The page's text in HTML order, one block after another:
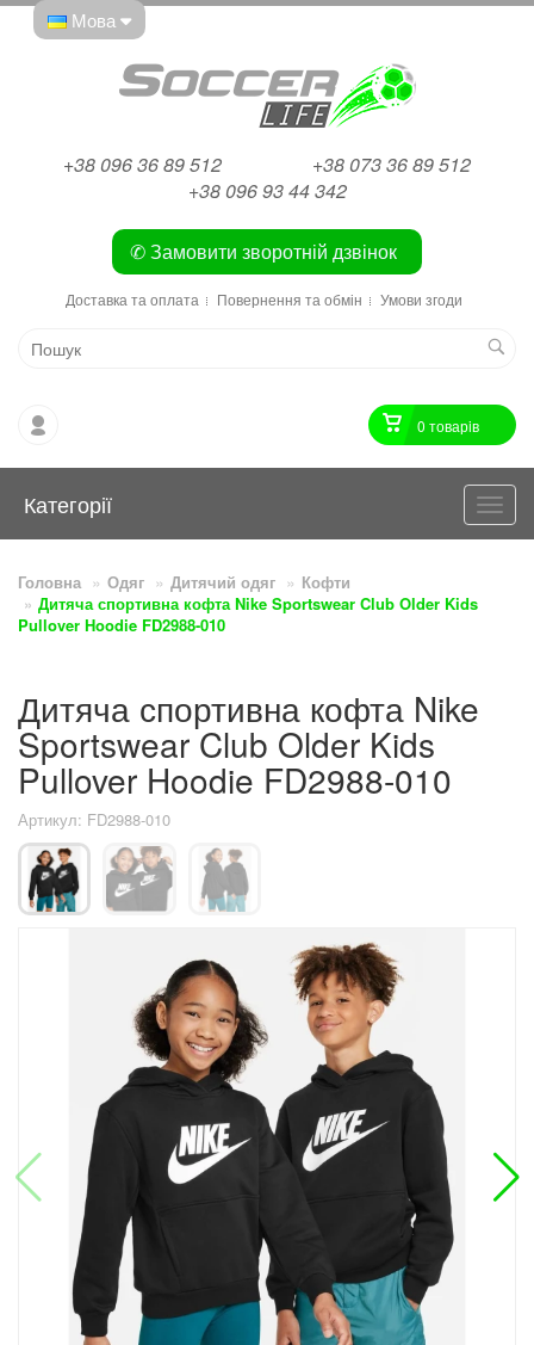
Мова
+38 096 36 89 512
+38 073 36 89 512
+38 096 93 44 342
✆ Замовити зворотній дзвінок
Доставка та оплата Повернення та обмін Умови згоди
0 товарiв
Категорії
Головна Одяг Дитячий одяг
Кофти
Дитяча спортивна кофта Nike Sportswear Club Older Kids
Pullover Hoodie FD2988-010
Дитяча спортивна кофта Nike
Sportswear Club Older Kids
Pullover Hoodie FD2988-010
Артикул: FD2988-010